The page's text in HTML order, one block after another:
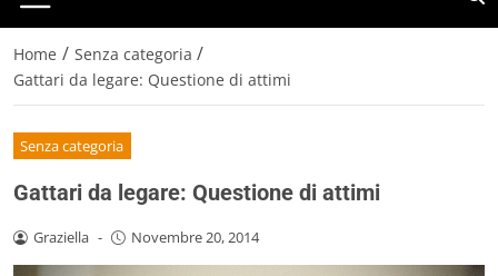
Home / Senza categoria /
Gattari da legare: Questione di attimi
Senza categoria
Gattari da legare: Questione di attimi
Graziella - Novembre 20, 2014